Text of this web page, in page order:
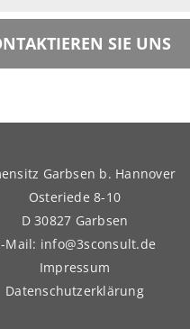
SIE UNS
Garbsen b. Hannover
Osteriede 8-10
D 30827 Garbsen
Mail: info@3sconsult.de
Impressum
Datenschutzerklärung